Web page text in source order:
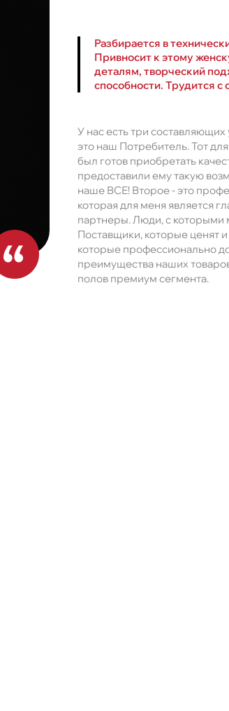
Разбирается в
Привносит к этому
деталям, творческий
способности. Трудится с
У нас есть три
это наш Потребитель. Тот
был готов приобретать
предоставили ему такую
наше ВСЕ! Второе - это
которая для меня является
партнеры. Люди, с которыми
Поставщики, которые ценят
которые профессионально
преимущества наших
полов премиум сегмента.